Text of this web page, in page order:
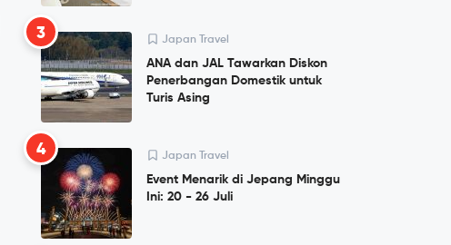
3 Japan Travel
ANA dan JAL Tawarkan Diskon
Penerbangan Domestik untuk
Turis Asing
4 Japan Travel
Event Menarik di Jepang Minggu
Ini: 20 - 26 Juli